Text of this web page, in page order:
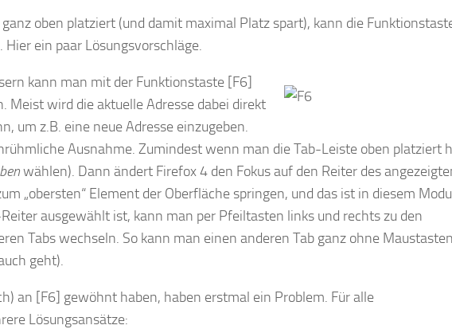
oben platziert (und damit maximal Platz spart), kann die
ein paar Lösungsvorschläge.
kann man mit der Funktionstaste [F6]
Meist wird die aktuelle Adresse dabei direkt
um z.B. eine neue Adresse einzugeben.
Ausnahme. Zumindest wenn man die Tab-Leiste oben platziert
wählen). Dann ändert Firefox 4 den Fokus auf den Reiter des
„obersten“ Element der Oberfläche springen, und das ist in diesem
ausgewählt ist, kann man per Pfeiltasten links und rechts zu den
Tabs wechseln. So kann man einen anderen Tab ganz ohne Maustasten
geht).
an [F6] gewöhnt haben, haben erstmal ein Problem. Für alle
Lösungsansätze: